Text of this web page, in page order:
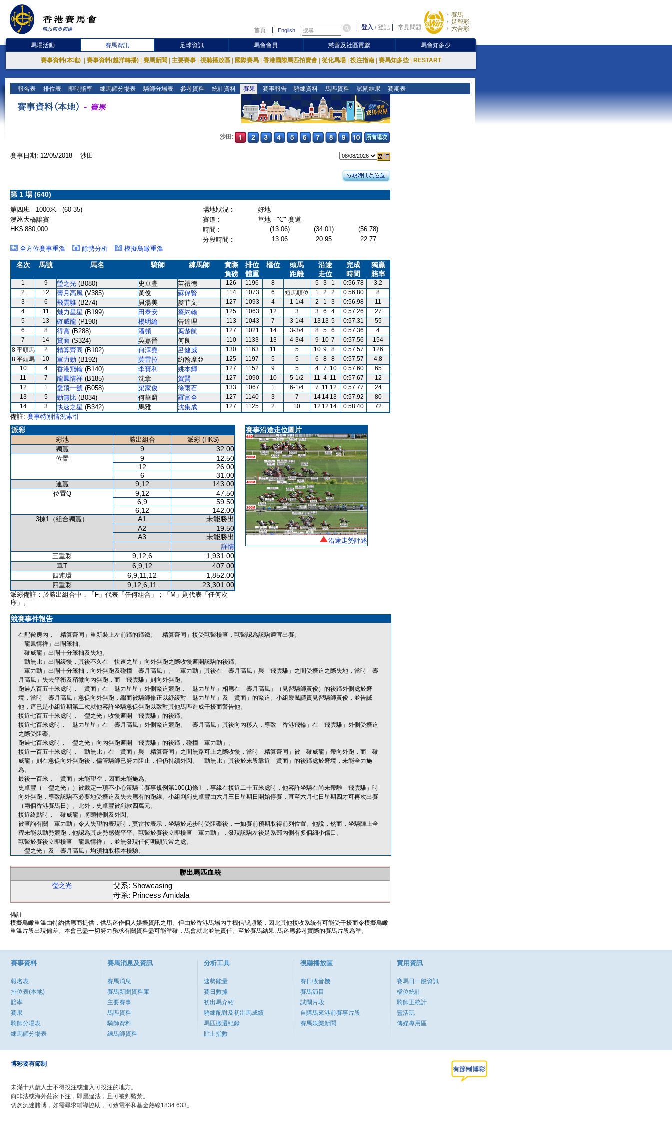
首頁 English 登入 /登記 常見問題
賽馬
足智彩
六合彩
馬場活動 賽馬資訊 足球資訊 馬會會員 慈善及社區貢獻 馬會知多少
賽事資料(本地) 賽事資料(越洋轉播) 賽馬新聞 主要賽事 視聽播放區 國際賽馬 香港國際馬匹拍賣會 從化馬場 投注指南 賽馬知多些 RESTART
報名表 排位表 即時賠率 練馬師分場表 騎師分場表 參考資料 統計資料 賽果 賽事報告 騎練資料 馬匹資料 試閘結果 賽期表
沙田:
賽事日期: 12/05/2018 沙田
第 1 場 (640)
第四班 - 1000米 - (60-35) 場地狀況 :
好地
澳氹大橋讓賽
賽道 :
草地 - "C" 賽道
HK$ 880,000
時間 : (13.06) (34.01)
(56.78)
分段時間 :
13.06 20.95
22.77
全方位賽事重溫
餘勢分析 模擬鳥瞰重溫
名次 馬號 馬名 騎師 練馬師
實際
負磅
排位
體重
檔位
頭馬
距離
沿途
走位
完成
時間
獨贏
賠率
1 9 瑩之光 (B080) 史卓豐 苗禮德 126 1196 8 --- 5 3 1 0:56.78
3.2
2
12 霽月高風 (V385) 黃俊 蘇偉賢 114 1073 6 短馬頭位 1 2 2 0:56.80
8
3
6 飛雲騅 (B274) 貝湯美 麥菲文 127 1093 4 1-1/4 2 1 3 0:56.98
11
4
11 魅力星星 (B199) 田泰安 蔡約翰 125 1063 12 3 3 6 4 0:57.26
27
5
13 確威龍 (P190) 楊明綸 告達理 113 1043 7 3-1/4 13 13 5 0:57.31
55
6
8 得賞 (B288) 潘頓 葉楚航 127 1021 14 3-3/4 8 5 6 0:57.36
4
7
14 賞面 (S324) 吳嘉晉 何良 110 1133 13 4-3/4 9 10 7 0:57.56
154
8 平頭馬
2 精算齊同 (B102) 何澤堯 呂健威 130 1163 11 5 10 9 8 0:57.57
126
8 平頭馬
10 軍力勁 (B192) 莫雷拉 約翰摩亞 125 1197 5 5 6 8 8 0:57.57
4.8
10
4 香港飛輪 (B140) 李寶利 姚本輝 127 1152 9 5 4 7 10 0:57.60
65
11
7 龍鳳情祥 (B185) 沈拿 賀賢 127 1090 10 5-1/2 11 4 11 0:57.67
12
12
1 愛飛一號 (B058) 梁家俊 徐雨石 133 1067 1 6-1/4 7 11 12 0:57.77
24
13
5 勁無比 (B034) 何華麟 羅富全 127 1140 3 7 14 14 13 0:57.92
80
14
3 快速之星 (B342) 馬雅 沈集成 127 1125 2 10 12 12 14 0:58.40 72
備註: 賽事特別情況索引
派彩
彩池 勝出組合
派彩 (HK$)
獨贏
9 32.00
位置 9
12.50
12
26.00
6
31.00
連贏 9,12 143.00
位置Q 9,12
47.50
6,9
59.50
6,12
142.00
3揀1（組合獨贏） A1
未能勝出
A2
19.50
A3
未能勝出
詳情
三重彩
9,12,6 1,931.00
單T 6,9,12 407.00
四連環 6,9,11,12 1,852.00
四重彩 9,12,6,11 23,301.00
派彩備註：於勝出組合中，「F」代表「任何組合」；「M」則代表「任何次
序」。
賽事沿途走位圖片
沿途走勢評述
競賽事件報告
在配鞍房內，「精算齊同」重新裝上左前蹄的蹄鐵。「精算齊同」接受獸醫檢查，獸醫認為該駒適宜出賽。
「龍鳳情祥」出閘笨拙。
「確威龍」出閘十分笨拙及失地。
「勁無比」出閘緩慢，其後不久在「快速之星」向外斜跑之際收慢避開該駒的後蹄。
「軍力勁」出閘十分笨拙，向外斜跑及碰撞「霽月高風」。「軍力勁」其後在「霽月高風」與「飛雲騅」之間受擠迫之際失地，當時「霽
月高風」失去平衡及稍微向內斜跑，而「飛雲騅」則向外斜跑。
跑過八百五十米處時，「賞面」在「魅力星星」外側緊迫競跑，「魅力星星」相應在「霽月高風」（見習騎師黃俊）的後蹄外側處於窘
境，當時「霽月高風」急促向外斜跑，繼而被騎師修正以紓緩對「魅力星星」及「賞面」的緊迫。小組嚴厲譴責見習騎師黃俊，並告誡
他，這已是小組近期第二次就他容許坐騎急促斜跑以致對其他馬匹造成干擾而警告他。
接近七百五十米處時，「瑩之光」收慢避開「飛雲騅」的後蹄。
接近七百米處時，「魅力星星」在「霽月高風」外側緊迫競跑。「霽月高風」其後向內移入，導致「香港飛輪」在「飛雲騅」外側受擠迫
之際受阻礙。
跑過七百米處時，「瑩之光」向內斜跑避開「飛雲騅」的後蹄，碰撞「軍力勁」。
接近一百五十米處時，「勁無比」在「賞面」與「精算齊同」之間無路可上之際收慢，當時「精算齊同」被「確威龍」帶向外跑，而「確
威龍」則在急促向外斜跑後，儘管騎師已努力阻止，但仍持續外閃。「勁無比」其後於末段靠近「賞面」的後蹄處於窘境，未能全力施
為。
最後一百米，「賞面」未能望空，因而未能施為。
史卓豐（「瑩之光」）被裁定一項不小心策騎〔賽事規例第100(1)條〕，事緣在接近二十五米處時，他容許坐騎在尚未帶離「飛雲騅」時
向外斜跑，導致該駒不必要地受擠迫及失去應有的跑線。小組判罰史卓豐由六月三日星期日開始停賽，直至六月七日星期四才可再次出賽
（兩個香港賽馬日）。此外，史卓豐被罰款四萬元。
接近終點時，「確威龍」將頭轉側及外閃。
被查詢有關「軍力勁」令人失望的表現時，莫雷拉表示，坐騎於起步時受阻礙後，一如賽前預期取得前列位置。他說，然而，坐騎陣上全
程未能以勁勢競跑，他認為其走勢感覺平平。獸醫於賽後立即檢查「軍力勁」，發現該駒左後足系部內側有多個細小傷口。
獸醫於賽後立即檢查「龍鳳情祥」，並無發現任何明顯異常之處。
「瑩之光」及「霽月高風」均須抽取樣本檢驗。
勝出馬匹血統
瑩之光
父系: Showcasing
母系: Princess Amidala
備註
模擬鳥瞰重溫由特約供應商提供，供馬迷作個人娛樂資訊之用。但由於香港馬場內手機信號頻繁，因此其他接收系統有可能受干擾而令模擬鳥瞰
重溫片段出現偏差。本會已盡一切努力務求有關資料盡可能準確，馬會就此並無責任。至於賽馬結果, 馬迷應參考實際的賽馬片段為準。
賽事資料
報名表
排位表(本地)
賠率
賽果
騎師分場表
練馬師分場表
賽馬消息及資訊
賽馬消息
賽馬新聞資料庫
主要賽事
馬匹資料
騎師資料
練馬師資料
分析工具
速勢能量
賽日數據
初出馬介紹
騎練配對及初岀馬成績
馬匹搬遷紀錄
貼士指數
視聽播放區
賽日收音機
賽馬節目
試閘片段
自購馬來港前賽事片段
賽馬娛樂新聞
實用資訊
賽馬日一般資訊
檔位統計
騎師王統計
靈活玩
傳媒專用區
博彩要有節制
未滿十八歲人士不得投注或進入可投注的地方。
向非法或海外莊家下注，即屬違法，且可被判監禁。
切勿沉迷賭博，如需尋求輔導協助，可致電平和基金熱線1834 633。